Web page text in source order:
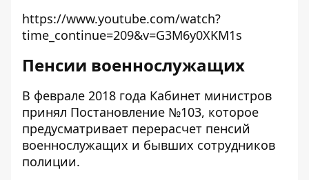
https://www.youtube.com/watch?
time_continue=209&v=G3M6y0XKM1s
Пенсии военнослужащих
В феврале 2018 года Кабинет министров
принял Постановление №103, которое
предусматривает перерасчет пенсий
военнослужащих и бывших сотрудников
полиции.